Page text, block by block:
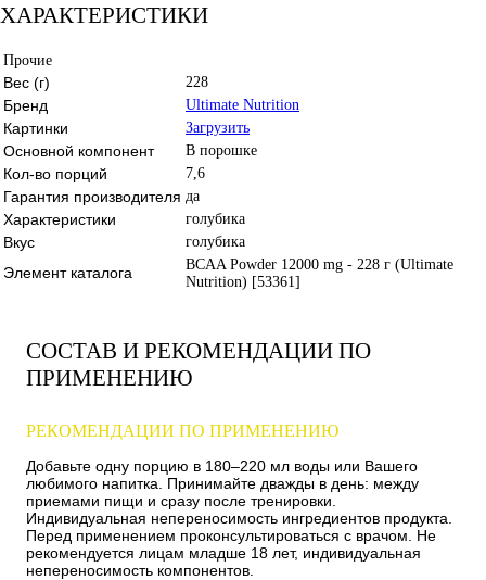
ХАРАКТЕРИСТИКИ
Прочие
Вес (г) 228
Бренд Ultimate Nutrition
Картинки Загрузить
Основной компонент В порошке
Кол-во порций 7,6
Гарантия производителя да
Характеристики голубика
Вкус голубика
Элемент каталога
BCAA Powder 12000 mg - 228 г (Ultimate
Nutrition) [53361]
СОСТАВ И РЕКОМЕНДАЦИИ ПО
ПРИМЕНЕНИЮ
РЕКОМЕНДАЦИИ ПО ПРИМЕНЕНИЮ
Добавьте одну порцию в 180–220 мл воды или Вашего
любимого напитка. Принимайте дважды в день: между
приемами пищи и сразу после тренировки.
Индивидуальная непереносимость ингредиентов продукта.
Перед применением проконсультироваться с врачом. Не
рекомендуется лицам младше 18 лет, индивидуальная
непереносимость компонентов.